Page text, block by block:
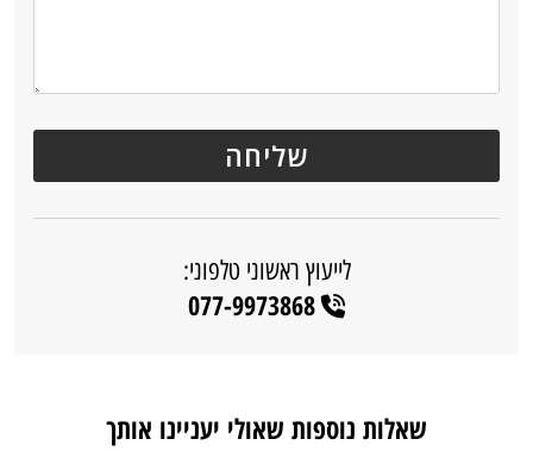
לייעוץ ראשוני טלפוני:
077-9973868
שאלות נוספות שאולי יעניינו אותך